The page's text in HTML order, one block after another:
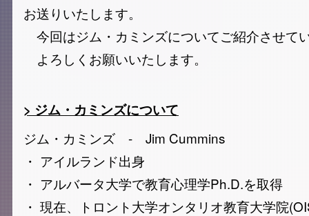
お送りいたします。
今回はジム・カミンズについてご紹介させて
よろしくお願いいたします。
> ジム・カミンズについて
ジム・カミンズ - Jim Cummins
・ アイルランド出身
・ アルバータ大学で教育心理学Ph.D.を取得
・ 現在、トロント大学オンタリオ教育大学院